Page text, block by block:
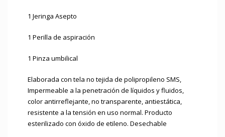
1 Jeringa Asepto
1 Perilla de aspiración
1 Pinza umbilical
Elaborada con tela no tejida de polipropileno SMS,
Impermeable a la penetración de líquidos y fluidos,
color antirreflejante, no transparente, antiestática,
resistente a la tensión en uso normal. Producto
esterilizado con óxido de etileno. Desechable